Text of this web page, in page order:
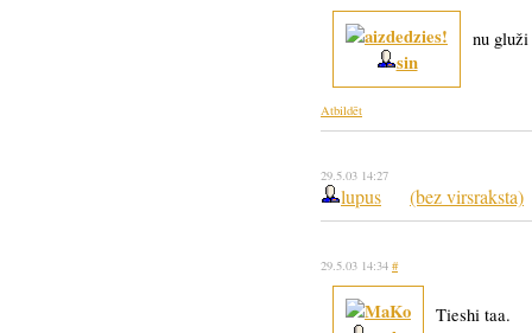
sin
nu gluži
Atbildēt
29.5.03 14:27
lupus (bez virsraksta)
29.5.03 14:34 #
Tieshi taa.